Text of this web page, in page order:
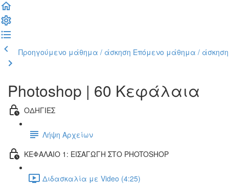
Προηγούμενο μάθημα / άσκηση Επόμενο μάθημα / άσκηση
Photoshop | 60 Κεφάλαια
ΟΔΗΓΙΕΣ
Λήψη Αρχείων
ΚΕΦΑΛΑΙΟ 1: ΕΙΣΑΓΩΓΗ ΣΤΟ PHOTOSHOP
Διδασκαλία με Video (4:25)